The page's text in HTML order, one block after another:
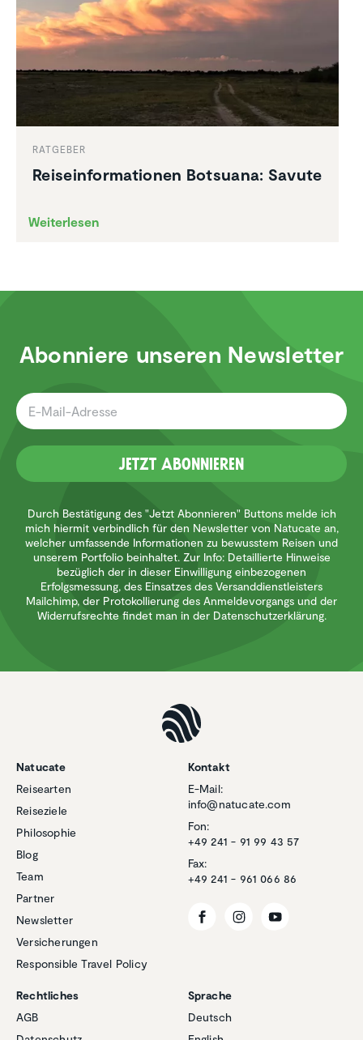
RATGEBER
Reise­infor­ma­tionen Botsuana: Savute
Weiterlesen
Abonniere unseren Newsletter
Jetzt Abonnieren
Durch Bestätigung des "Jetzt Abonnieren" Buttons melde ich
mich hiermit verbindlich für den Newsletter von Natucate an,
welcher umfassende Informationen zu bewusstem Reisen und
unserem Portfolio beinhaltet. Zur Info: Detaillierte Hinweise
bezüglich der in dieser Einwilligung einbezogenen
Erfolgsmessung, des Einsatzes des Versanddienstleisters
Mailchimp, der Protokollierung des Anmeldevorgangs und der
Widerrufsrechte findet man in der Datenschutzerklärung.
Natucate
Reisearten
Reiseziele
Philosophie
Blog
Team
Partner
Newsletter
Versicherungen
Responsible Travel Policy
Kontakt
E-Mail:
info@natucate.com
Fon:
+49 241 - 91 99 43 57
Fax:
+49 241 - 961 066 86
Rechtliches
AGB
Sprache
Deutsch